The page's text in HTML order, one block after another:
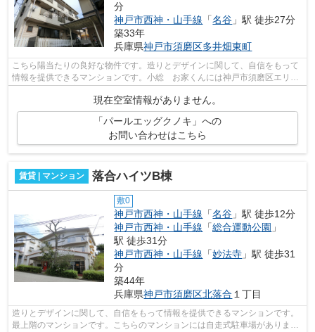
分
神戸市西神・山手線 「名谷 」駅 徒歩27分
築33年
兵庫県神戸市須磨区多井畑東町
こちら陽当たりの良好な物件です。造りとデザインに関して、自信をもって
情報を提供できるマンションです。小総 お家くんには神戸市須磨区エリア
の賃貸情報が豊富にございます。ぜひ...
現在空室情報がありません。
「パールエッグクノキ」への
お問い合わせはこちら
賃貸 | マンション 落合ハイツB棟
敷0
神戸市西神・山手線 「名谷 」駅 徒歩12分
神戸市西神・山手線 「総合運動公園 」
駅 徒歩31分
神戸市西神・山手線 「妙法寺 」駅 徒歩31
分
築44年
兵庫県神戸市須磨区北落合 １丁目
造りとデザインに関して、自信をもって情報を提供できるマンションです。
最上階のマンションです。こちらのマンションには自走式駐車場がありま